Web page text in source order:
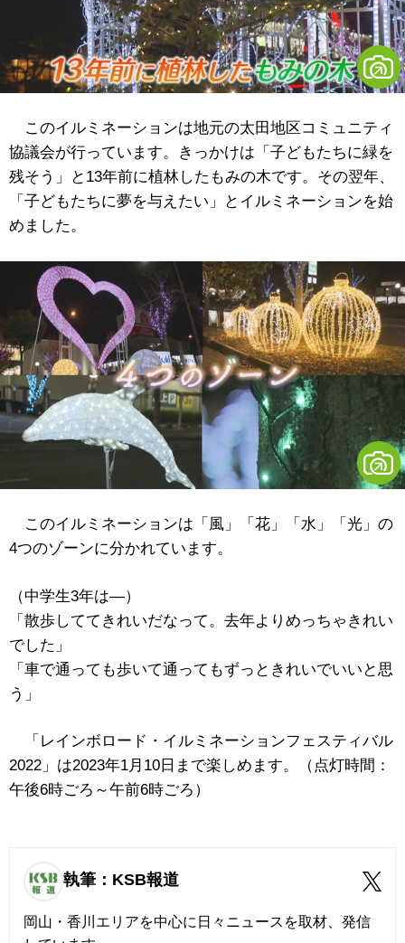
このイルミネーションは地元の太田地区コミュニティ
協議会が行っています。きっかけは「子どもたちに緑を
残そう」と13年前に植林したもみの木です。その翌年、
「子どもたちに夢を与えたい」とイルミネーションを始
めました。
このイルミネーションは「風」「花」「水」「光」の
4つのゾーンに分かれています。
（中学生3年は―）
「散歩しててきれいだなって。去年よりめっちゃきれい
でした」
「車で通っても歩いて通ってもずっときれいでいいと思
う」
「レインボロード・イルミネーションフェスティバル
2022」は2023年1月10日まで楽しめます。（点灯時間：
午後6時ごろ～午前6時ごろ）
執筆：KSB報道
岡山・香川エリアを中心に日々ニュースを取材、発信